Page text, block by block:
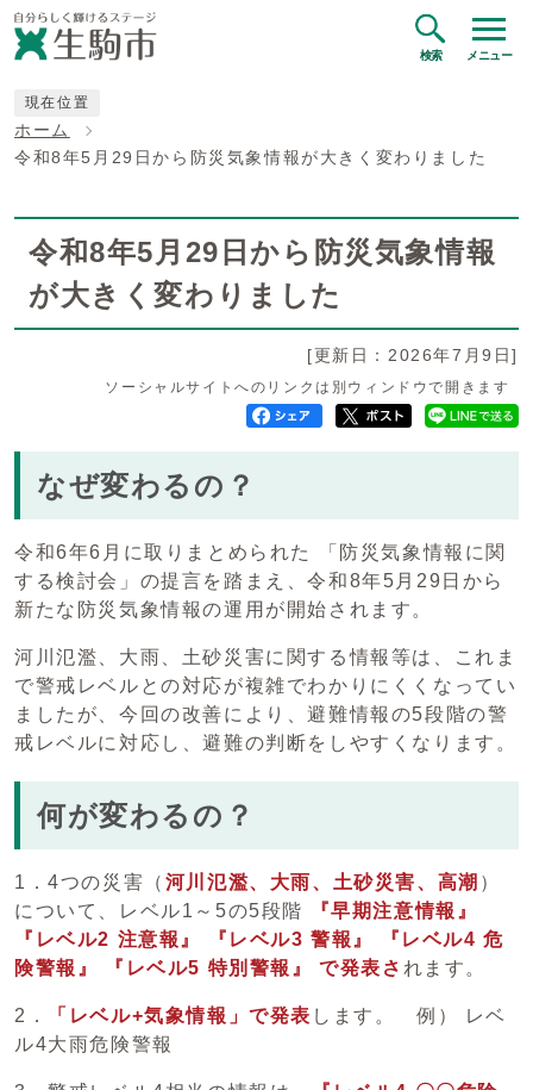
検索 メニュー
現在位置
ホーム
令和8年5月29日から防災気象情報が大きく変わりました
令和8年5月29日から防災気象情報
が大きく変わりました
[更新日：2026年7月9日]
ソーシャルサイトへのリンクは別ウィンドウで開きます
なぜ変わるの？
令和6年6月に取りまとめられた 「防災気象情報に関
する検討会」の提言を踏まえ、令和8年5月29日から
新たな防災気象情報の運用が開始されます。
河川氾濫、大雨、土砂災害に関する情報等は、これま
で警戒レベルとの対応が複雑でわかりにくくなってい
ましたが、今回の改善により、避難情報の5段階の警
戒レベルに対応し、避難の判断をしやすくなります。
何が変わるの？
1．4つの災害（ 河川氾濫、大雨、土砂災害、高潮 ）
について、レベル1～5の5段階
『早期注意情報』
『レベル2 注意報』 『レベル3 警報』 『レベル4 危
険警報』 『レベル5 特別警報』 で発表さ れます。
2． 「レベル+気象情報」で発表 します。 例） レベ
ル4大雨危険警報